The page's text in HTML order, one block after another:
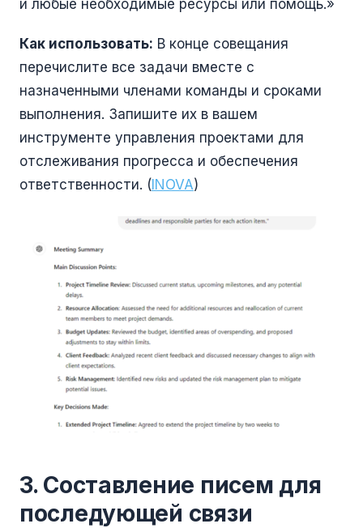
и любые необходимые ресурсы или помощь.»
Как использовать: В конце совещания
перечислите все задачи вместе с
назначенными членами команды и сроками
выполнения. Запишите их в вашем
инструменте управления проектами для
отслеживания прогресса и обеспечения
ответственности. ( INOVA)
3. Составление писем для
последующей связи